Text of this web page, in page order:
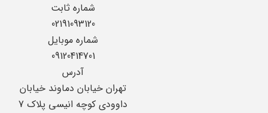
شماره ثابت
02191093120
شماره موبایل
09120414701
آدرس
تهران خیابان دماوند خیابان
داوودی کوچه انیسی پلاک 7